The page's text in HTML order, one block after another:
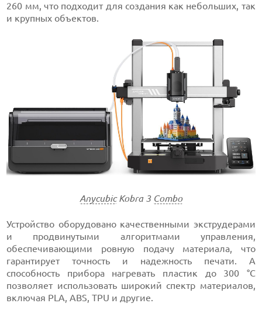
260 мм, что подходит для создания как небольших, так
и крупных объектов.
AnycubicKobra 3 Combo
Устройство оборудовано качественными экструдерами
и продвинутыми алгоритмами управления,
обеспечивающими ровную подачу материала, что
гарантирует точность и надежность печати. А
способность прибора нагревать пластик до 300 °C
позволяет использовать широкий спектр материалов,
включая PLA, ABS, TPU и другие.